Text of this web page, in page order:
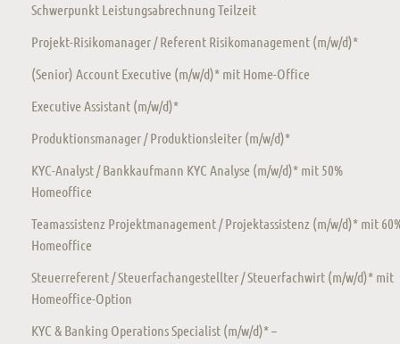
Schwerpunkt Leistungsabrechnung Teilzeit
Projekt-Risikomanager / Referent Risikomanagement (m/w/d)*
(Senior) Account Executive (m/w/d)* mit Home-Office
Executive Assistant (m/w/d)*
Produktionsmanager / Produktionsleiter (m/w/d)*
KYC-Analyst / Bankkaufmann KYC Analyse (m/w/d)* mit 50%
Homeoffice
Teamassistenz Projektmanagement / Projektassistenz (m/w/d)* mit
Homeoffice
Steuerreferent / Steuerfachangestellter / Steuerfachwirt (m/w/d)* mit
Homeoffice-Option
KYC & Banking Operations Specialist (m/w/d)* –